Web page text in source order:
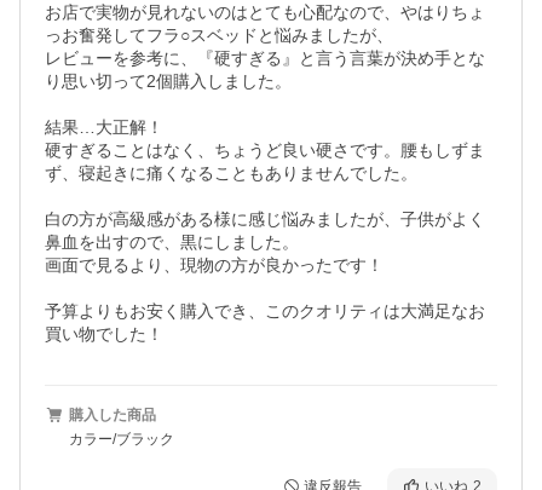
お店で実物が見れないのはとても心配なので、やはりちょ
っお奮発してフラ○スベッドと悩みましたが、
レビューを参考に、『硬すぎる』と言う言葉が決め手とな
り思い切って2個購入しました。
結果…大正解！
硬すぎることはなく、ちょうど良い硬さです。腰もしずま
ず、寝起きに痛くなることもありませんでした。
白の方が高級感がある様に感じ悩みましたが、子供がよく
鼻血を出すので、黒にしました。
画面で見るより、現物の方が良かったです！
予算よりもお安く購入でき、このクオリティは大満足なお
買い物でした！
購入した商品
カラー/ブラック
違反報告 いいね 2